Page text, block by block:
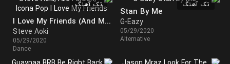
تک آهنگ
Stan By Me
G-Eazy
05/29/2020
Alternative
تک آهنگ
I Love My Friends (And My Friends Love Me)
Steve Aoki
05/29/2020
Dance